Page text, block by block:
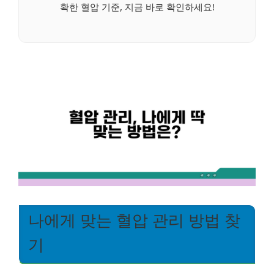
확한 혈압 기준, 지금 바로 확인하세요!
나에게 맞는 혈압 관리 방법 찾
기